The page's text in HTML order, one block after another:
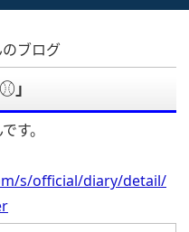
ブログ
」
す。
s/official/diary/detail/